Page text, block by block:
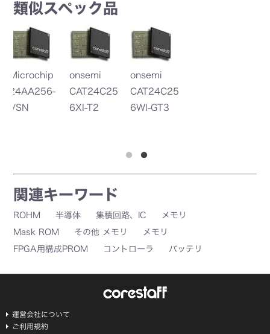
類似スペック品
onsemi
CAT24C25
6XI-T2
onsemi
CAT24C25
6WI-GT3
関連キーワード
ROHM 半導体 集積回路、IC
メモリ
Mask ROM
その他 メモリ
メモリ
FPGA用構成PROM
コントローラ バッテリ
運営会社について
ご利用規約